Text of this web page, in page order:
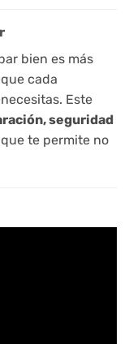
bien es más
cada
Este
seguridad
te permite no